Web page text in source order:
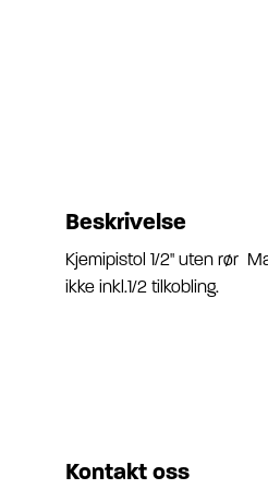
Beskrivelse
Kjemipistol 1/2" uten rør
ikke inkl.1/2 tilkobling.
Kontakt oss